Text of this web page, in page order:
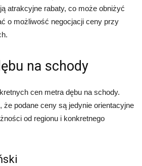
atrakcyjne rabaty, co może obniżyć
o możliwość negocjacji ceny przy
na schody
cen metra dębu na schody.
że podane ceny są jedynie orientacyjne
od regionu i konkretnego